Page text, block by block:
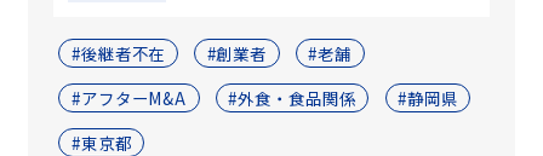
#後継者不在 #創業者
#老舗
#アフターM&A
#外食・食品関係
#静岡県
#東京都